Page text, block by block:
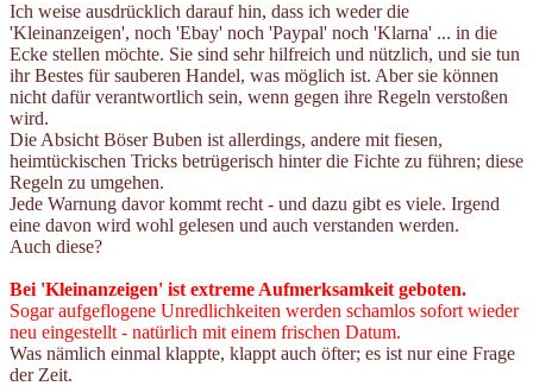
Ich weise ausdrücklich darauf hin, dass ich weder die
'Kleinanzeigen', noch 'Ebay' noch 'Paypal' noch 'Klarna' ... in die
Ecke stellen möchte. Sie sind sehr hilfreich und nützlich, und sie tun
ihr Bestes für sauberen Handel, was möglich ist. Aber sie können
nicht dafür verantwortlich sein, wenn gegen ihre Regeln verstoßen
wird.
Die Absicht Böser Buben ist allerdings, andere mit fiesen,
heimtückischen Tricks betrügerisch hinter die Fichte zu führen; diese
Regeln zu umgehen.
Jede Warnung davor kommt recht - und dazu gibt es viele. Irgend
eine davon wird wohl gelesen und auch verstanden werden.
Auch diese?
Bei 'Kleinanzeigen' ist extreme Aufmerksamkeit geboten.
Sogar aufgeflogene Unredlichkeiten werden schamlos sofort wieder
neu eingestellt - natürlich mit einem frischen Datum.
Was nämlich einmal klappte, klappt auch öfter; es ist nur eine Frage
der Zeit.